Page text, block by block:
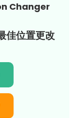
Changer
佳位置更改